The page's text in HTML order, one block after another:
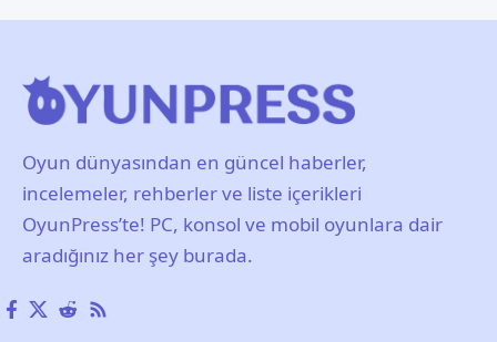
Oyun dünyasından en güncel haberler,
incelemeler, rehberler ve liste içerikleri
OyunPress’te! PC, konsol ve mobil oyunlara dair
aradığınız her şey burada.